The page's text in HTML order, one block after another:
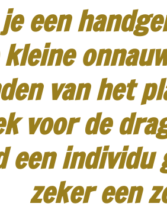
een
van het
voor de
een individu
zeker een